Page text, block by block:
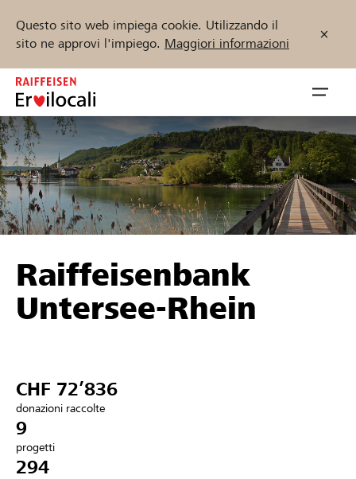
Questo sito web impiega cookie. Utilizzando il
sito ne approvi l'impiego. Maggiori informazioni
Zum
Inhalt
springen
öffnen
Sostenere
Aiuto & supporto
Collegarsi
Trova progetti e organizzazioni
Inizia ora
Raiffeisenbank
Untersee-Rhein
CHF 72’836
donazioni raccolte
9
progetti
294